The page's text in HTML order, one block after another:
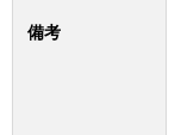
備考